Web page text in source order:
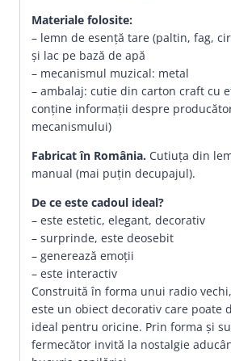
Materiale folosite:
– lemn de esență tare (paltin, fag,
și lac pe bază de apă
– mecanismul muzical: metal
– ambalaj: cutie din carton craft cu
conține informații despre
mecanismului)
Fabricat în România. Cutiuța din
manual (mai puțin decupajul).
De ce este cadoul ideal?
– este estetic, elegant, decorativ
– surprinde, este deosebit
– generează emoții
– este interactiv
Construită în forma unui radio
este un obiect decorativ care poate
ideal pentru oricine. Prin forma şi
fermecător invită la nostalgie